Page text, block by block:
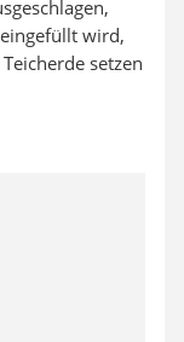
wird,
setzen